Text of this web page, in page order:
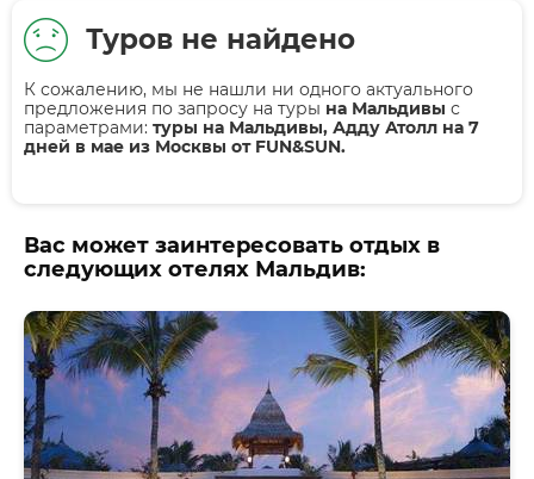
Туров не найдено
К сожалению, мы не нашли ни одного актуального
предложения по запросу на туры на Мальдивы с
параметрами: туры на Мальдивы, Адду Атолл на 7
дней в мае из Москвы от FUN&SUN.
Вас может заинтересовать отдых в
следующих отелях Мальдив: